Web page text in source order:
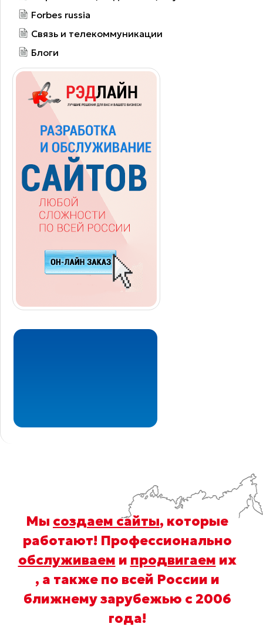
Forbes russia
Связь и телекоммуникации
Блоги
Мы создаем сайты, которые
работают! Профессионально
обслуживаем и продвигаем их
, а также по всей России и
ближнему зарубежью с 2006
года!